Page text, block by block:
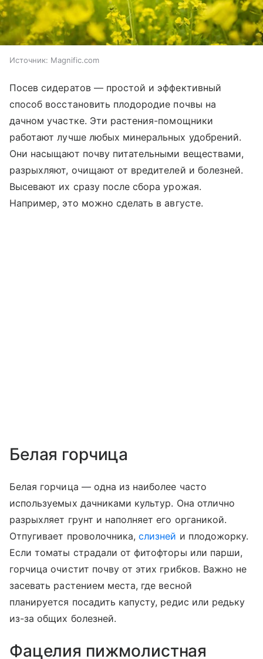
Источник: Magnific.com
Посев сидератов — простой и эффективный
способ восстановить плодородие почвы на
дачном участке. Эти растения-помощники
работают лучше любых минеральных удобрений.
Они насыщают почву питательными веществами,
разрыхляют, очищают от вредителей и болезней.
Высевают их сразу после сбора урожая.
Например, это можно сделать в августе.
Белая горчица
Белая горчица — одна из наиболее часто
используемых дачниками культур. Она отлично
разрыхляет грунт и наполняет его органикой.
Отпугивает проволочника,слизней и плодожорку.
Если томаты страдали от фитофторы или парши,
горчица очистит почву от этих грибков. Важно не
засевать растением места, где весной
планируется посадить капусту, редис или редьку
из-за общих болезней.
Фацелия пижмолистная